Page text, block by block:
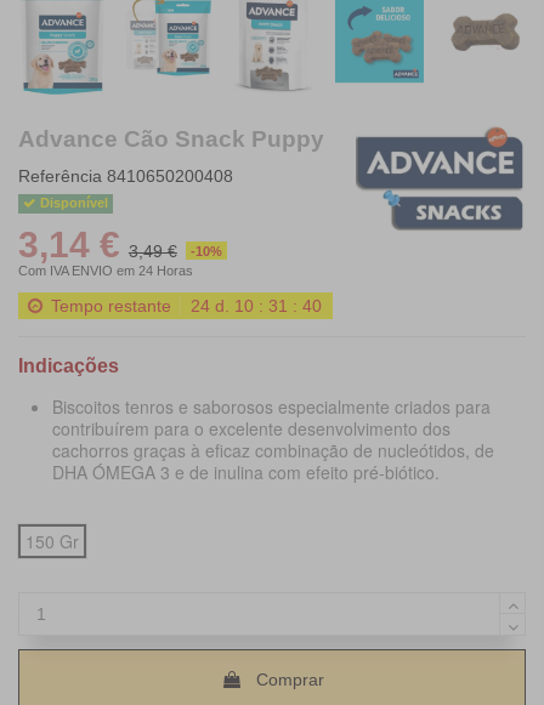
Advance Cão Snack Puppy
Referência 8410650200408
Disponível
3,14 € 3,49 €
-10%
Com IVA ENVIO em 24 Horas
Tempo restante 24 d. 10 : 31 :39
Indicações
Biscoitos tenros e saborosos especialmente criados para
contribuírem para o excelente desenvolvimento dos
cachorros graças à eficaz combinação de nucleótidos, de
DHA ÓMEGA 3 e de inulina com efeito pré-biótico.
150 Gr
Comprar